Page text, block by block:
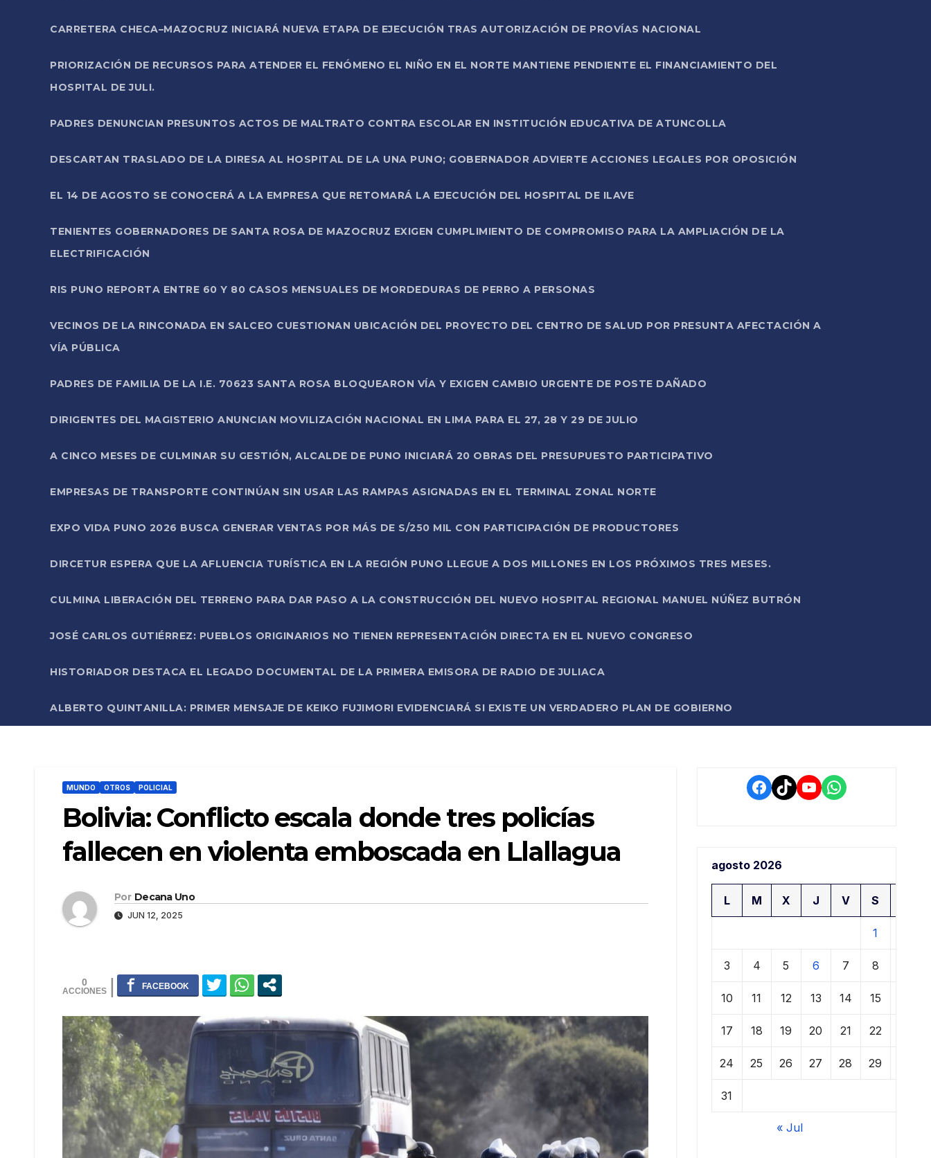
CARRETERA CHECA–MAZOCRUZ INICIARÁ NUEVA ETAPA DE EJECUCIÓN TRAS AUTORIZACIÓN DE PROVÍAS NACIONAL
PRIORIZACIÓN DE RECURSOS PARA ATENDER EL FENÓMENO EL NIÑO EN EL NORTE MANTIENE PENDIENTE EL FINANCIAMIENTO DEL
HOSPITAL DE JULI.
PADRES DENUNCIAN PRESUNTOS ACTOS DE MALTRATO CONTRA ESCOLAR EN INSTITUCIÓN EDUCATIVA DE ATUNCOLLA
DESCARTAN TRASLADO DE LA DIRESA AL HOSPITAL DE LA UNA PUNO; GOBERNADOR ADVIERTE ACCIONES LEGALES POR OPOSICIÓN
EL 14 DE AGOSTO SE CONOCERÁ A LA EMPRESA QUE RETOMARÁ LA EJECUCIÓN DEL HOSPITAL DE ILAVE
TENIENTES GOBERNADORES DE SANTA ROSA DE MAZOCRUZ EXIGEN CUMPLIMIENTO DE COMPROMISO PARA LA AMPLIACIÓN DE LA
ELECTRIFICACIÓN
RIS PUNO REPORTA ENTRE 60 Y 80 CASOS MENSUALES DE MORDEDURAS DE PERRO A PERSONAS
VECINOS DE LA RINCONADA EN SALCEO CUESTIONAN UBICACIÓN DEL PROYECTO DEL CENTRO DE SALUD POR PRESUNTA AFECTACIÓN A
VÍA PÚBLICA
PADRES DE FAMILIA DE LA I.E. 70623 SANTA ROSA BLOQUEARON VÍA Y EXIGEN CAMBIO URGENTE DE POSTE DAÑADO
DIRIGENTES DEL MAGISTERIO ANUNCIAN MOVILIZACIÓN NACIONAL EN LIMA PARA EL 27, 28 Y 29 DE JULIO
A CINCO MESES DE CULMINAR SU GESTIÓN, ALCALDE DE PUNO INICIARÁ 20 OBRAS DEL PRESUPUESTO PARTICIPATIVO
EMPRESAS DE TRANSPORTE CONTINÚAN SIN USAR LAS RAMPAS ASIGNADAS EN EL TERMINAL ZONAL NORTE
EXPO VIDA PUNO 2026 BUSCA GENERAR VENTAS POR MÁS DE S/250 MIL CON PARTICIPACIÓN DE PRODUCTORES
DIRCETUR ESPERA QUE LA AFLUENCIA TURÍSTICA EN LA REGIÓN PUNO LLEGUE A DOS MILLONES EN LOS PRÓXIMOS TRES MESES.
CULMINA LIBERACIÓN DEL TERRENO PARA DAR PASO A LA CONSTRUCCIÓN DEL NUEVO HOSPITAL REGIONAL MANUEL NÚÑEZ BUTRÓN
JOSÉ CARLOS GUTIÉRREZ: PUEBLOS ORIGINARIOS NO TIENEN REPRESENTACIÓN DIRECTA EN EL NUEVO CONGRESO
HISTORIADOR DESTACA EL LEGADO DOCUMENTAL DE LA PRIMERA EMISORA DE RADIO DE JULIACA
ALBERTO QUINTANILLA: PRIMER MENSAJE DE KEIKO FUJIMORI EVIDENCIARÁ SI EXISTE UN VERDADERO PLAN DE GOBIERNO
MUNDO OTROS POLICIAL
Bolivia: Conflicto escala donde tres policías
fallecen en violenta emboscada en Llallagua
Por Decana Uno
JUN 12, 2025
0
Facebook
TikTokYouTube
WhatsApp
agosto 2026
L M X J V S
1
3 4 5 6 7 8
10 11 12 13 14 15
17 18 19 20 21 22
24 25 26 27 28 29
31
« Jul